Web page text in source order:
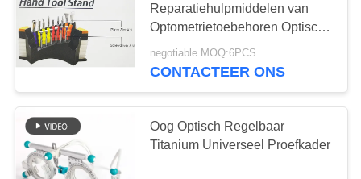
VIDEO'S
ONGEVEER
ONS
FABRIEKSREIS
Optische
Refractometer
44
Reparatiehulpmiddelen van
Optometrietoebehoren Optische
de Tribune9pcs Buigtang en 6
Schroevedraaiers
negotiable MOQ:6PCS
CONTACTEER ONS
Oog Optisch Regelbaar
Titanium Universeel Proefkader